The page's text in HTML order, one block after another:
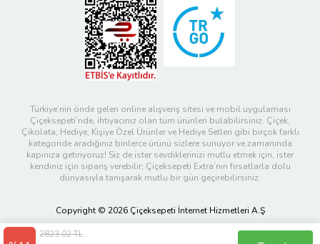
2823,02 TL
Türkiye’nin önde gelen online alışveriş sitesi ve mobil uygulaması
Çiçeksepeti’nde, ihtiyacınız olan tüm ürünleri bulabilirsiniz. Çiçek,
Çikolata, Hediye, Kişiye Özel Ürünler ve Hediye Setleri gibi birçok farklı
kategoride aradığınız binlerce ürünü sizlere sunuyor ve zamanında
kapınıza getiriyoruz! Siz de ister sevdiklerinizi mutlu etmek için, ister
kendiniz için sipariş verebilir; Çiçeksepeti Extra’nın fırsatlarla dolu
dünyasıyla tanışarak mutlu bir gün geçirebilirsiniz.
Copyright © 2026 Çiçeksepeti İnternet Hizmetleri A.Ş